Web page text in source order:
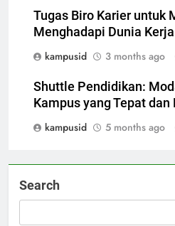
Tugas Biro Karier untuk
Menghadapi Dunia Kerja
kampusid
3 months ago
Shuttle Pendidikan:
Kampus yang Tepat
kampusid
5 months ago
Search